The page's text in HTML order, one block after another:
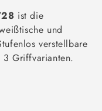
ist die
und
verstellbare
Griffvarianten.